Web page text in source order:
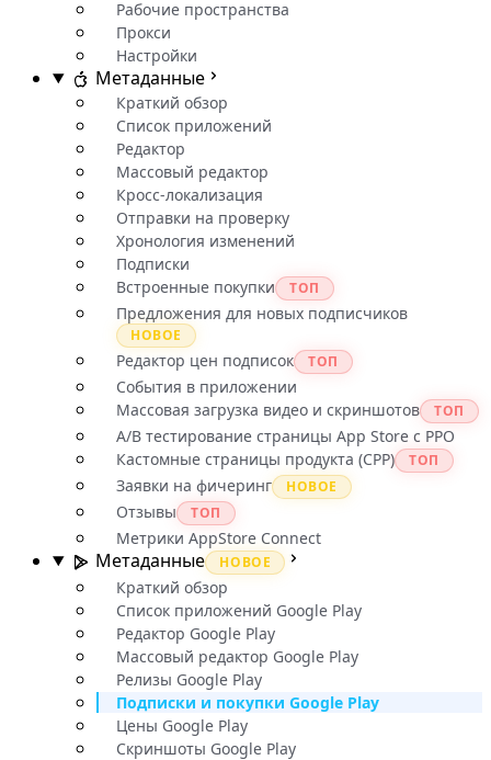
Рабочие пространства
Прокси
Настройки
Метаданные
Краткий обзор
Список приложений
Редактор
Массовый редактор
Кросс-локализация
Отправки на проверку
Хронология изменений
Подписки
Встроенные покупки
ТОП
Предложения для новых подписчиков
НОВОЕ
Редактор цен подписок ТОП
События в приложении
Массовая загрузка видео и скриншотов
ТОП
A/B тестирование страницы App Store с PPO
Кастомные страницы продукта (CPP)
ТОП
Заявки на фичеринг НОВОЕ
Отзывы ТОП
Метрики AppStore Connect
Метаданные НОВОЕ
Краткий обзор
Список приложений Google Play
Редактор Google Play
Массовый редактор Google Play
Релизы Google Play
Подписки и покупки Google Play
Цены Google Play
Скриншоты Google Play